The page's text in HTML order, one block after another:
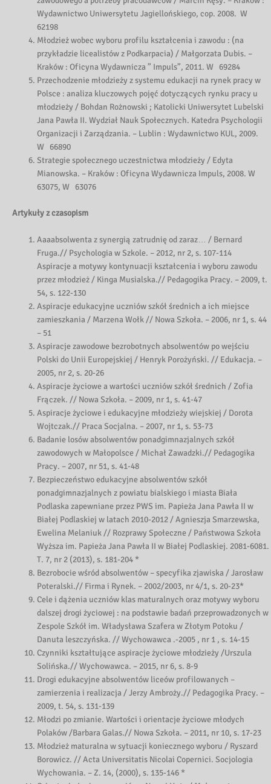
Wydawnictwo Uniwersytetu Jagiellońskiego, cop. 2008. W
62198
Młodzież wobec wyboru profilu kształcenia i zawodu : (na
przykładzie licealistów z Podkarpacia) / Małgorzata Dubis. –
Kraków : Oficyna Wydawnicza ” Impuls”, 2011. W 69284
Przechodzenie młodzieży z systemu edukacji na rynek pracy w
Polsce : analiza kluczowych pojęć dotyczących rynku pracy u
młodzieży / Bohdan Rożnowski ; Katolicki Uniwersytet Lubelski
Jana Pawła II. Wydział Nauk Społecznych. Katedra Psychologii
Organizacji i Zarządzania. – Lublin : Wydawnictwo KUL, 2009.
W 66890
Strategie społecznego uczestnictwa młodzieży / Edyta
Mianowska. – Kraków : Oficyna Wydawnicza Impuls, 2008. W
63075, W 63076
Artykuły z czasopism
Aaaabsolwenta z synergią zatrudnię od zaraz… / Bernard
Fruga.// Psychologia w Szkole. – 2012, nr 2, s. 107-114
Aspiracje a motywy kontynuacji kształcenia i wyboru zawodu
przez młodzież / Kinga Musialska.// Pedagogika Pracy. – 2009, t.
54, s. 122-130
Aspiracje edukacyjne uczniów szkół średnich a ich miejsce
zamieszkania / Marzena Wołk // Nowa Szkoła. – 2006, nr 1, s. 44
– 51
Aspiracje zawodowe bezrobotnych absolwentów po wejściu
Polski do Unii Europejskiej / Henryk Porożyński. // Edukacja. –
2005, nr 2, s. 20-26
Aspiracje życiowe a wartości uczniów szkół średnich / Zofia
Frączek. // Nowa Szkoła. – 2009, nr 1, s. 41-47
Aspiracje życiowe i edukacyjne młodzieży wiejskiej / Dorota
Wojtczak.// Praca Socjalna. – 2007, nr 1, s. 53-73
Badanie losów absolwentów ponadgimnazjalnych szkół
zawodowych w Małopolsce / Michał Zawadzki.// Pedagogika
Pracy. – 2007, nr 51, s. 41-48
Bezpieczeństwo edukacyjne absolwentów szkół
ponadgimnazjalnych z powiatu bialskiego i miasta Biała
Podlaska zapewniane przez PWS im. Papieża Jana Pawła II w
Białej Podlaskiej w latach 2010-2012 / Agnieszja Smarzewska,
Ewelina Melaniuk // Rozprawy Społeczne / Państwowa Szkoła
Wyższa im. Papieża Jana Pawła II w Białej Podlaskiej. 2081-6081.
T. 7, nr 2 (2013), s. 181-204 *
Bezrobocie wśród absolwentów – specyfika zjawiska / Jarosław
Poteralski.// Firma i Rynek. – 2002/2003, nr 4/1, s. 20-23*
Cele i dążenia uczniów klas maturalnych oraz motywy wyboru
dalszej drogi życiowej : na podstawie badań przeprowadzonych w
Zespole Szkół im. Władysława Szafera w Złotym Potoku /
Danuta leszczyńska. // Wychowawca .-2005 , nr 1 , s. 14-15
Czynniki kształtujące aspiracje życiowe młodzieży /Urszula
Solińska.// Wychowawca. – 2015, nr 6, s. 8-9
Drogi edukacyjne absolwentów liceów profilowanych –
zamierzenia i realizacja / Jerzy Ambroży.// Pedagogika Pracy. –
2009, t. 54, s. 131-139
Młodzi po zmianie. Wartości i orientacje życiowe młodych
Polaków /Barbara Galas.// Nowa Szkoła. – 2011, nr 10, s. 17-23
Młodzież maturalna w sytuacji koniecznego wyboru / Ryszard
Borowicz. // Acta Universitatis Nicolai Copernici. Socjologia
Wychowania. – Z. 14, (2000), s. 135-146 *